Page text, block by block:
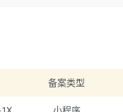
备案类型